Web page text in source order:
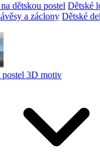
dětskou postel Dětské
a záclony Dětské
postel 3D motiv